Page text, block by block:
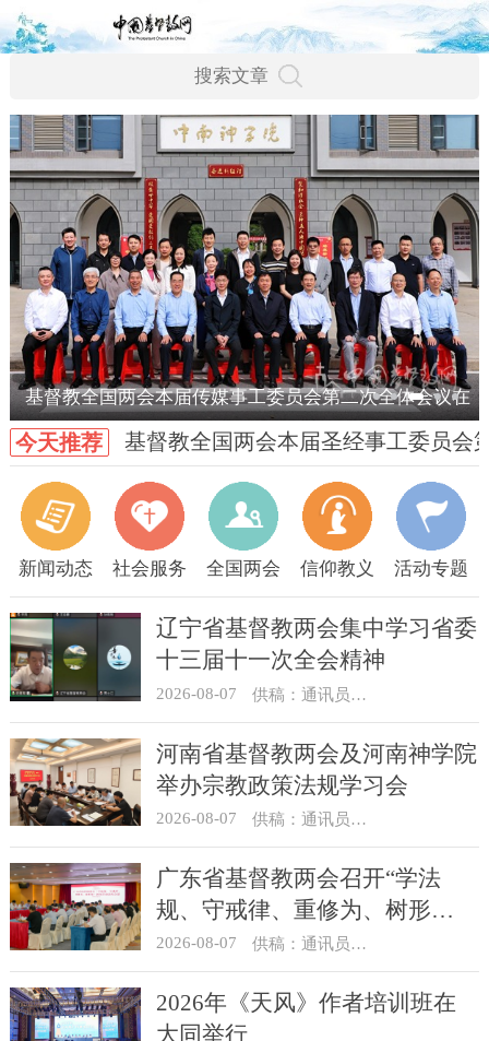
基督教全国两会本届传媒事工委员会第二次全体会议在
武汉召开
今天推荐 基督教全国两会本届圣经事工委员会
新闻动态 社会服务 全国两会 信仰教义 活动专题
辽宁省基督教两会集中学习省委
十三届十一次全会精神
2026-08-07 供稿：通讯员 顾利民
河南省基督教两会及河南神学院
举办宗教政策法规学习会
2026-08-07 供稿：通讯员 靳新元
广东省基督教两会召开“学法
规、守戒律、重修为、树形
象”教育活动总结会议
2026-08-07 供稿：通讯员 汪浩
2026年《天风》作者培训班在
大同举行